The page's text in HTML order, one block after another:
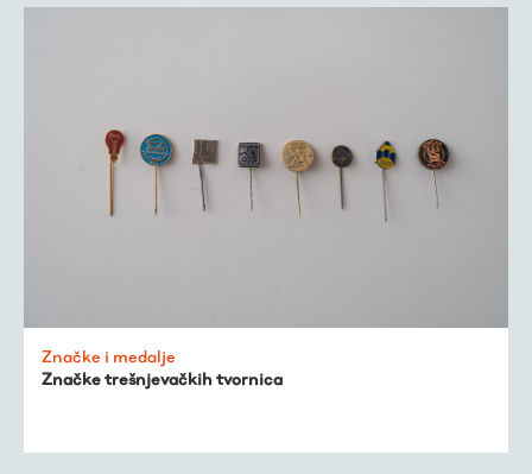
Živa baština
Trešnjevačka
kronologija
Publikacije
Značke i medalje
Značke trešnjevačkih tvornica